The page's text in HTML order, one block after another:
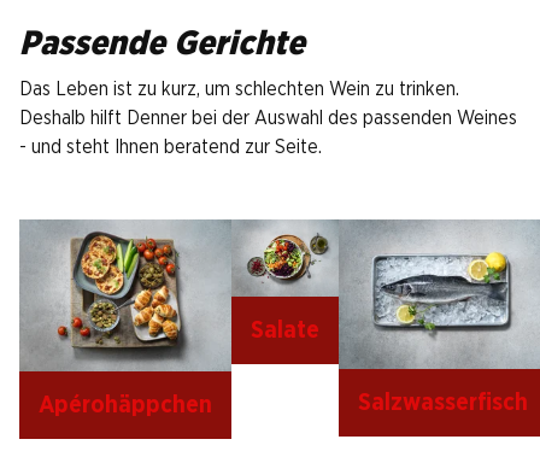
Passende Gerichte
Das Leben ist zu kurz, um schlechten Wein zu trinken.
Deshalb hilft Denner bei der Auswahl des passenden Weines
- und steht Ihnen beratend zur Seite.
Apérohäppchen
Salate
Salzwasserfisch